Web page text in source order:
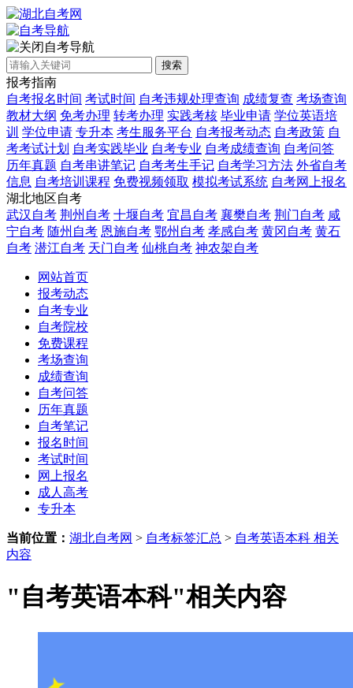
自考导航
搜索
报考指南
自考报名时间 考试时间 自考违规处理查询 成绩复查 考场查询
教材大纲 免考办理 转考办理 实践考核 毕业申请 学位英语培
训 学位申请 专升本 考生服务平台 自考报考动态 自考政策 自
考考试计划 自考实践毕业 自考专业 自考成绩查询 自考问答
历年真题 自考串讲笔记 自考考生手记 自考学习方法 外省自考
信息 自考培训课程 免费视频领取 模拟考试系统 自考网上报名
湖北地区自考
武汉自考 荆州自考 十堰自考 宜昌自考 襄樊自考 荆门自考 咸
宁自考 随州自考 恩施自考 鄂州自考 孝感自考 黄冈自考 黄石
自考 潜江自考 天门自考 仙桃自考 神农架自考
网站首页
报考动态
自考专业
自考院校
免费课程
考场查询
成绩查询
自考问答
历年真题
自考笔记
报名时间
考试时间
网上报名
成人高考
专升本
当前位置： 湖北自考网 > 自考标签汇总 > 自考英语本科 相关
内容
"自考英语本科"相关内容